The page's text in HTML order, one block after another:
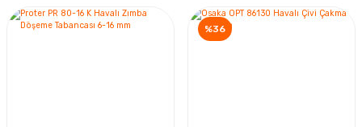
%36